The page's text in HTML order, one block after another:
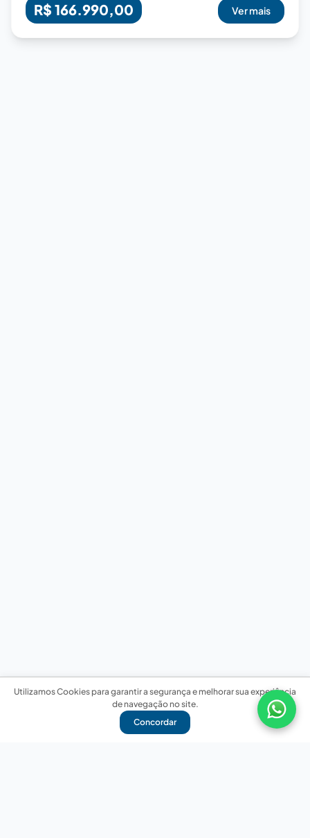
R$ 166.990,00 Ver mais
Utilizamos Cookies para garantir a segurança e melhorar sua experiência
de navegação no site.
Concordar